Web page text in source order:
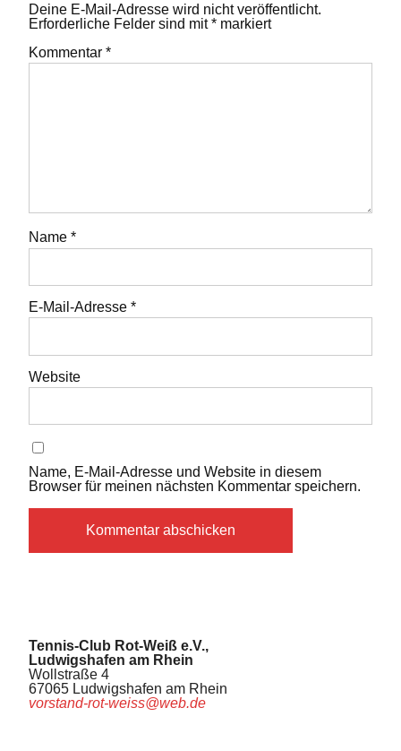
Deine E-Mail-Adresse wird nicht veröffentlicht.
Erforderliche Felder sind mit* markiert
Kommentar *
Name *
E-Mail-Adresse *
Website
Name, E-Mail-Adresse und Website in diesem
Browser für meinen nächsten Kommentar speichern.
Tennis-Club Rot-Weiß e.V.,
Ludwigshafen am Rhein
Wollstraße 4
67065 Ludwigshafen am Rhein
vorstand-rot-weiss@web.de